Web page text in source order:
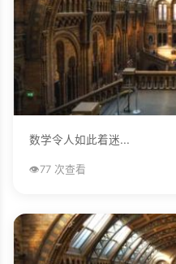
数学令人如此着迷...
👁️77 次查看